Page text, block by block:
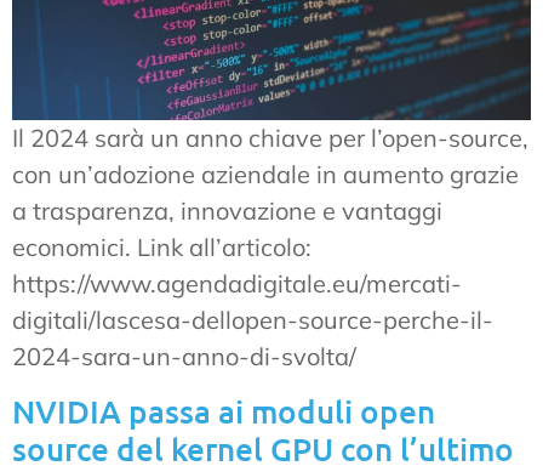
Il 2024 sarà un anno chiave per l’open-source,
con un’adozione aziendale in aumento grazie
a trasparenza, innovazione e vantaggi
economici. Link all’articolo:
https://www.agendadigitale.eu/mercati-
digitali/lascesa-dellopen-source-perche-il-
2024-sara-un-anno-di-svolta/
NVIDIA passa ai moduli open
source del kernel GPU con l’ultimo